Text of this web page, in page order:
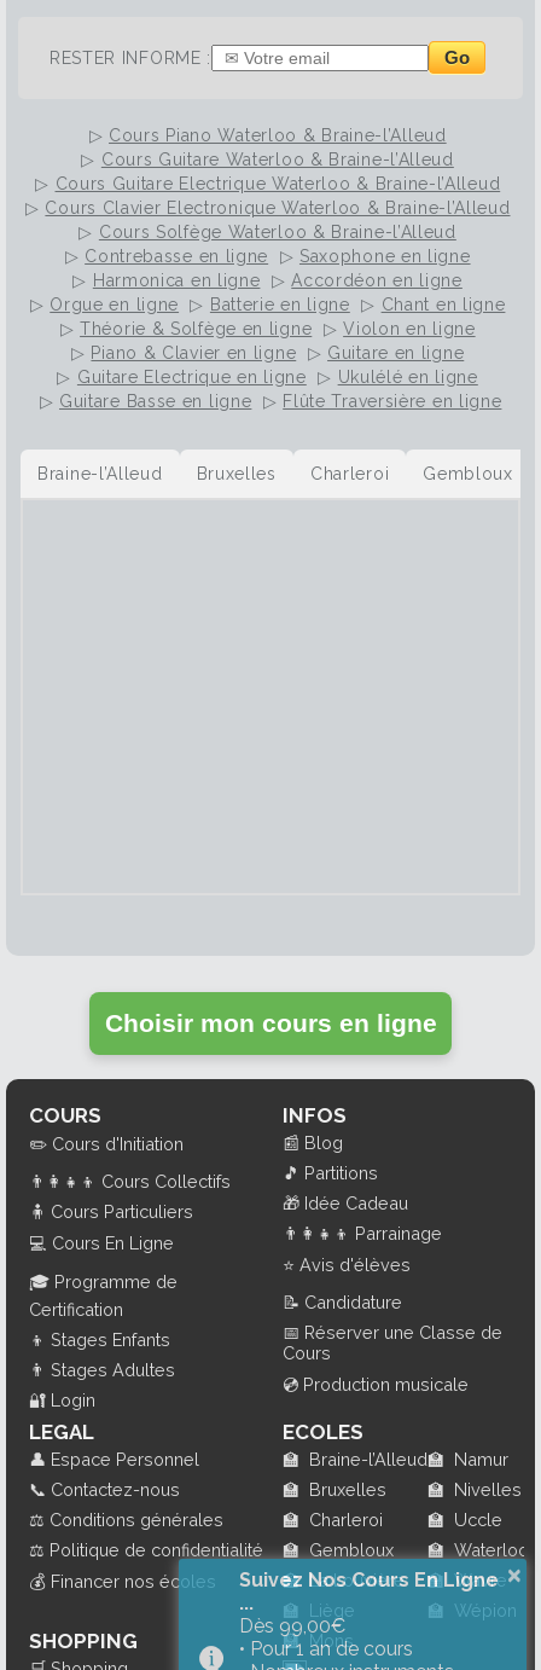
RESTER INFORME : Go
▷ Cours Piano Waterloo & Braine-l’Alleud
▷ Cours Guitare Waterloo & Braine-l’Alleud
▷ Cours Guitare Electrique Waterloo & Braine-l’Alleud
▷ Cours Clavier Electronique Waterloo & Braine-l’Alleud
▷ Cours Solfège Waterloo & Braine-l’Alleud
▷ Contrebasse en ligne ▷ Saxophone en ligne
▷ Harmonica en ligne ▷Accordéon en ligne
▷ Orgue en ligne ▷ Batterie en ligne ▷ Chant en ligne
▷Théorie & Solfège en ligne ▷Violon en ligne
▷ Piano & Clavier en ligne ▷ Guitare en ligne
▷ Guitare Electrique en ligne ▷ Ukulélé en ligne
▷ Guitare Basse en ligne ▷ Flûte Traversière en ligne
Braine-l’Alleud Bruxelles Charleroi Gembloux
Choisir mon cours en ligne
COURS
✏️ Cours d'Initiation
👨‍👩‍👧‍👦 Cours Collectifs
🧍 Cours Particuliers
💻 Cours En Ligne
🎓 Programme de
Certification
👦 Stages Enfants
👨 Stages Adultes
🔐 Login
INFOS
📰 Blog
🎵 Partitions
🎁 Idée Cadeau
👨‍👩‍👧‍👦 Parrainage
⭐ Avis d'élèves
📝 Candidature
📅 Réserver une Classe de
Cours
💿 Production musicale
LEGAL
👤 Espace Personnel
📞 Contactez-nous
⚖️ Conditions générales
⚖️ Politique de confidentialité
💰 Financer nos écoles
SHOPPING
ECOLES
🏫 Braine-l’Alleud
🏫 Bruxelles
🏫 Charleroi
🏫 Gembloux
🏫 La Louvière
🏫
Liège
🏫 Mons
🏫 Namur
🏫 Nivelles
🏫 Uccle
🏫 Waterloo
🏫
Wavre
🏫
Wépion
×
Suivez Nos Cours En Ligne
...
Dès 99,00€
• Pour 1 an de cours